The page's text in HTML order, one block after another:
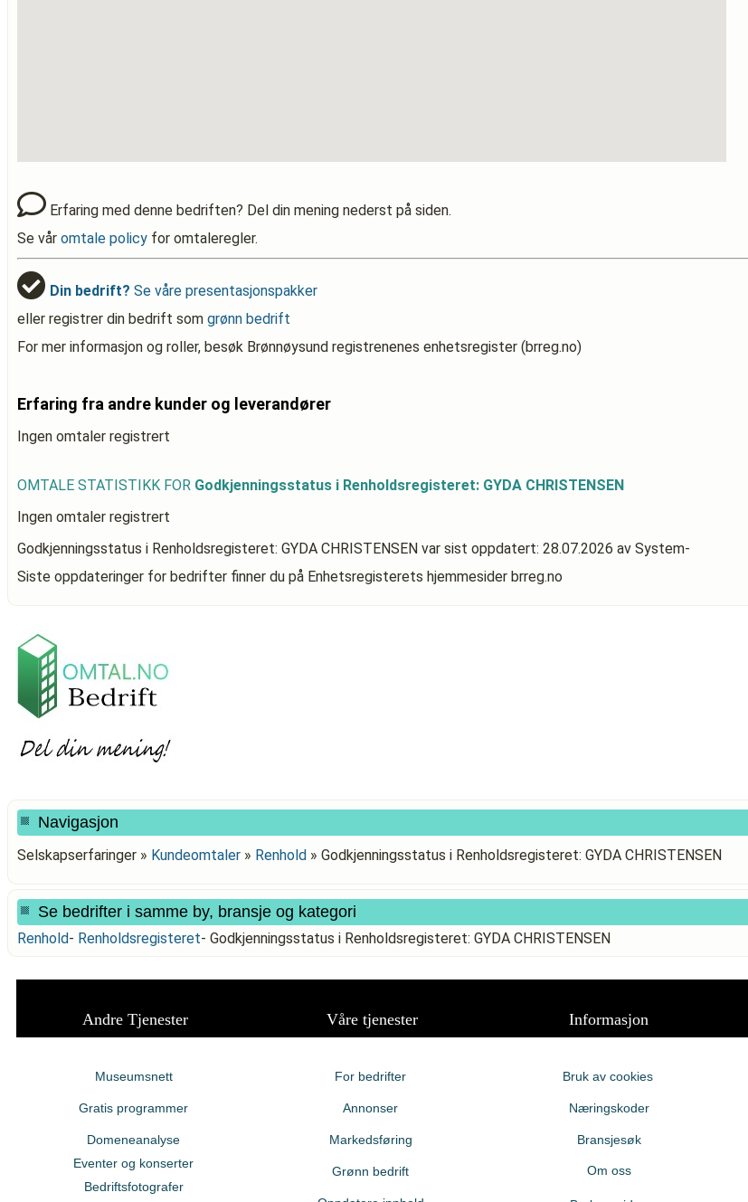
Erfaring med denne bedriften? Del din mening nederst på siden.
Se vår omtale policy for omtaleregler.
Din bedrift? Se våre presentasjonspakker
eller registrer din bedrift som grønn bedrift
For mer informasjon og roller, besøk Brønnøysund registrenenes enhetsregister (brreg.no)
Erfaring fra andre kunder og leverandører
Ingen omtaler registrert
OMTALE STATISTIKK FOR Godkjenningsstatus i Renholdsregisteret: GYDA CHRISTENSEN
Ingen omtaler registrert
Godkjenningsstatus i Renholdsregisteret: GYDA CHRISTENSEN var sist oppdatert: 28.07.2026 av System-
Siste oppdateringer for bedrifter finner du på Enhetsregisterets hjemmesider brreg.no
Navigasjon
Selskapserfaringer » Kundeomtaler » Renhold » Godkjenningsstatus i Renholdsregisteret: GYDA CHRISTENSEN
Se bedrifter i samme by, bransje og kategori
Renhold- Renholdsregisteret- Godkjenningsstatus i Renholdsregisteret: GYDA CHRISTENSEN
Andre Tjenester Våre tjenester Informasjon
Museumsnett
Gratis programmer
Domeneanalyse
Eventer og konserter
Bedriftsfotografer
For bedrifter
Annonser
Markedsføring
Grønn bedrift
Bruk av cookies
Næringskoder
Bransjesøk
Om oss